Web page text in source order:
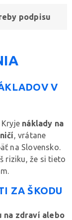
podpisu
V
náklady na
, vrátane
na Slovensko.
riziku, že si tieto
ZA ŠKODU
na zdraví alebo